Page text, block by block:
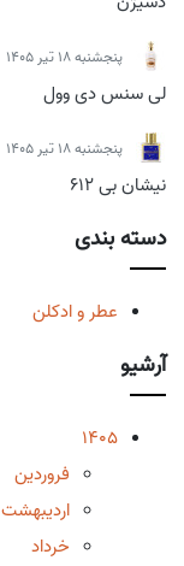
پنجشنبه 18 تیر 1405
لی سنس دی وول
پنجشنبه 18 تیر 1405
نیشان بی 612
دسته بندی
عطر و ادکلن
آرشیو
1405
فروردین
اردیبهشت
خرداد